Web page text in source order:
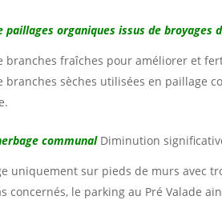
organiques issus de broyages
branches fraîches pour améliorer et
branches sèches utilisées en paillage
communalDiminution
uniquement sur pieds de murs avec
concernés, le parking au Pré Valade